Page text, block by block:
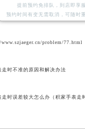
problem/77.html
走时不准的原因和解决办法
走时误差较大怎么办（积家手表走
提前预约免排队，到店即享
预约时间有变无需取消，可随时